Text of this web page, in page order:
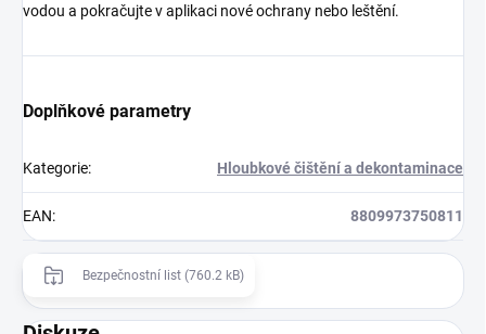
vodou a pokračujte v aplikaci nové ochrany nebo leštění.
Doplňkové parametry
Kategorie: Hloubkové čištění a dekontaminace
EAN: 8809973750811
Bezpečnostní list (760.2 kB)